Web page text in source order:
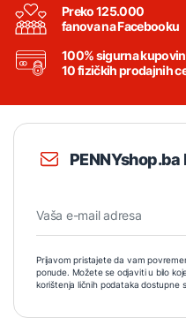
Preko 125.000
fanova na Facebooku
100% sigurna
10 fizičkih prodajnih
Prijavom pristajete da vam
ponude. Možete se odjaviti u bilo
korištenja ličnih podataka dostupne